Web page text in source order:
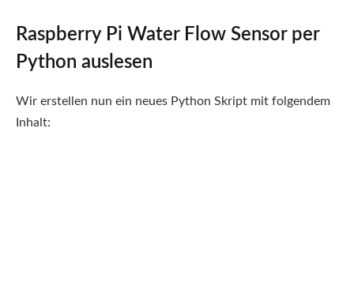
Raspberry Pi Water Flow Sensor per
Python auslesen
Wir erstellen nun ein neues Python Skript mit folgendem
Inhalt: